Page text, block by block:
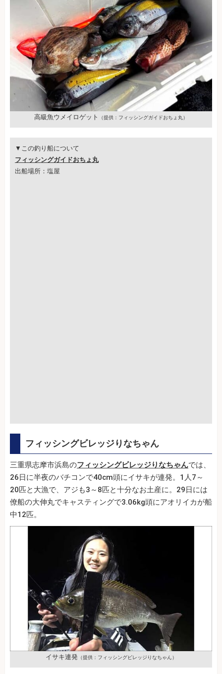
高級魚ウメイロゲット （提供：フィッシングガイドおちょ丸）
▼この釣り船について
フィッシングガイドおちょ丸
出船場所：塩屋
フィッシングビレッジりなちゃん
三重県志摩市浜島のフィッシングビレッジりなちゃんでは、
26日に半夜のバチコンで40cm頭にイサキが連発。1人7～
20匹と大漁で、アジも3～8匹と十分なお土産に。29日には
僚船の大伸丸でキャスティングで3.06kg頭にアオリイカが船
中12匹。
イサキ連発 （提供：フィッシングビレッジりなちゃん）